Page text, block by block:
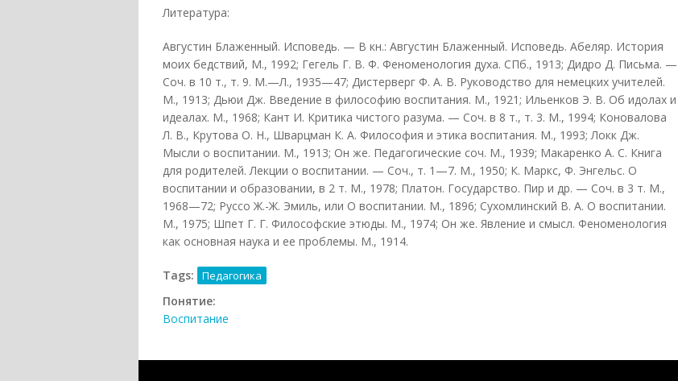
Литература:
Августин Блаженный. Исповедь. — В кн.: Августин Блаженный. Исповедь. Абеляр. История
моих бедствий, М., 1992; Гегель Г. В. Ф. Феноменология духа. СПб., 1913; Дидро Д. Письма. —
Соч. в 10 т., т. 9. М.—Л., 1935—47; Дистерверг Ф. А. В. Руководство для немецких учителей.
М., 1913; Дьюи Дж. Введение в философию воспитания. М., 1921; Ильенков Э. В. Об идолах и
идеалах. М., 1968; Кант И. Критика чистого разума. — Соч. в 8 т., т. 3. М., 1994; Коновалова
Л. В., Крутова О. Н., Шварцман К. А. Философия и этика воспитания. М., 1993; Локк Дж.
Мысли о воспитании. М., 1913; Он же. Педагогические соч. М., 1939; Макаренко А. С. Книга
для родителей. Лекции о воспитании. — Соч., т. 1—7. М., 1950; К. Маркс, Ф. Энгельс. О
воспитании и образовании, в 2 т. М., 1978; Платон. Государство. Пир и др. — Соч. в 3 т. М.,
1968—72; Руссо Ж.-Ж. Эмиль, или О воспитании. М., 1896; Сухомлинский В. А. О воспитании.
М., 1975; Шпет Г. Г. Философские этюды. М., 1974; Он же. Явление и смысл. Феноменология
как основная наука и ее проблемы. М., 1914.
Tags: Педагогика
Понятие:
Воспитание